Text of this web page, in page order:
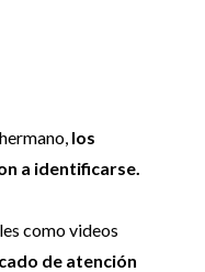
los
a identificarse.
como videos
de atención